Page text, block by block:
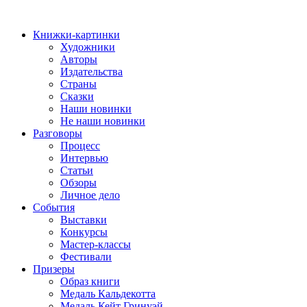
Книжки-картинки
Художники
Авторы
Издательства
Страны
Сказки
Наши новинки
Не наши новинки
Разговоры
Процесс
Интервью
Статьи
Обзоры
Личное дело
События
Выставки
Конкурсы
Мастер-классы
Фестивали
Призеры
Образ книги
Медаль Кальдекотта